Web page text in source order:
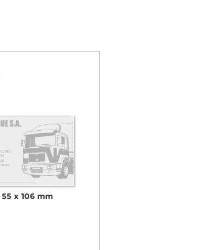
55 x 106 mm